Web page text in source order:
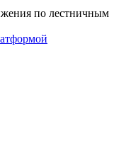
по лестничным